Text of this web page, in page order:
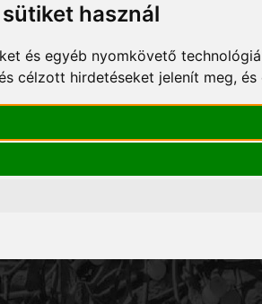
használ
és egyéb nyomkövető
célzott hirdetéseket jelenít meg,
/Angyaldamil
Edó